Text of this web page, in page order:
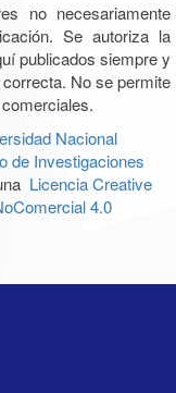
no necesariamente
Se autoriza la
publicados siempre y
No se permite
Nacional
de Investigaciones
Licencia Creative
4.0